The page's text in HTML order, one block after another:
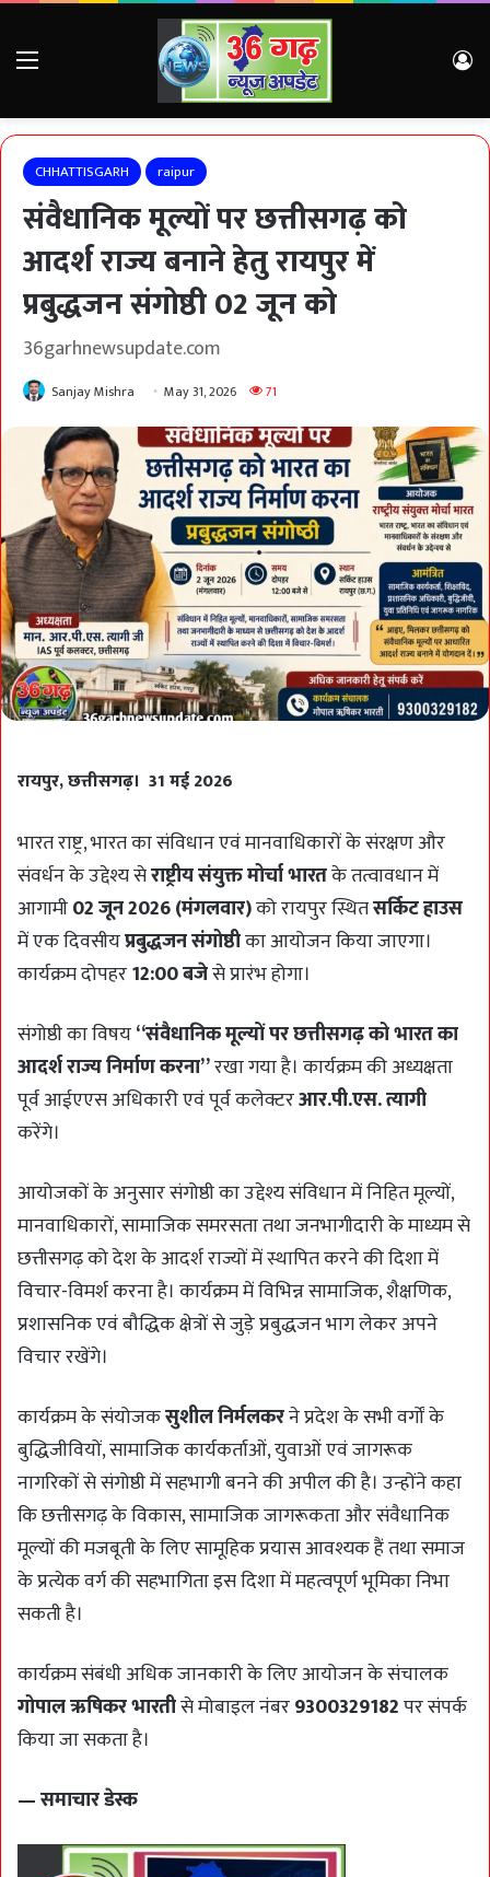
Menu
CHHATTISGARH raipur
संवैधानिक मूल्यों पर छत्तीसगढ़ को
आदर्श राज्य बनाने हेतु रायपुर में
प्रबुद्धजन संगोष्ठी 02 जून को
36garhnewsupdate.com
Sanjay Mishra May 31, 2026 71
रायपुर, छत्तीसगढ़। 31 मई 2026
भारत राष्ट्र, भारत का संविधान एवं मानवाधिकारों के संरक्षण और
संवर्धन के उद्देश्य सेराष्ट्रीय संयुक्त मोर्चा भारतके तत्वावधान में
आगामी02 जून 2026 (मंगलवार)को रायपुर स्थितसर्किट हाउस
में एक दिवसीयप्रबुद्धजन संगोष्ठीका आयोजन किया जाएगा।
कार्यक्रम दोपहर12:00 बजेसे प्रारंभ होगा।
संगोष्ठी का विषय“संवैधानिक मूल्यों पर छत्तीसगढ़ को भारत का
आदर्श राज्य निर्माण करना”रखा गया है। कार्यक्रम की अध्यक्षता
पूर्व आईएएस अधिकारी एवं पूर्व कलेक्टरआर.पी.एस. त्यागी
करेंगे।
आयोजकों के अनुसार संगोष्ठी का उद्देश्य संविधान में निहित मूल्यों,
मानवाधिकारों, सामाजिक समरसता तथा जनभागीदारी के माध्यम से
छत्तीसगढ़ को देश के आदर्श राज्यों में स्थापित करने की दिशा में
विचार-विमर्श करना है। कार्यक्रम में विभिन्न सामाजिक, शैक्षणिक,
प्रशासनिक एवं बौद्धिक क्षेत्रों से जुड़े प्रबुद्धजन भाग लेकर अपने
विचार रखेंगे।
कार्यक्रम के संयोजकसुशील निर्मलकरने प्रदेश के सभी वर्गों के
बुद्धिजीवियों, सामाजिक कार्यकर्ताओं, युवाओं एवं जागरूक
नागरिकों से संगोष्ठी में सहभागी बनने की अपील की है। उन्होंने कहा
कि छत्तीसगढ़ के विकास, सामाजिक जागरूकता और संवैधानिक
मूल्यों की मजबूती के लिए सामूहिक प्रयास आवश्यक हैं तथा समाज
के प्रत्येक वर्ग की सहभागिता इस दिशा में महत्वपूर्ण भूमिका निभा
सकती है।
कार्यक्रम संबंधी अधिक जानकारी के लिए आयोजन के संचालक
गोपाल ऋषिकर भारतीसे मोबाइल नंबर9300329182पर संपर्क
किया जा सकता है।
— समाचार डेस्क